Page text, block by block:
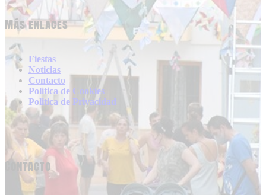
Más enlaces
Fiestas
Noticias
Contacto
Politica de Cookies
Politica de Privacidad
Contacto